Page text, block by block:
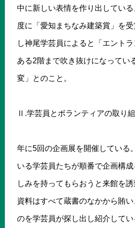
中に新しい表情を作り出してい
度に「愛知まちなみ建築賞」を
し神尾学芸員によると「エント
ある2階まで吹き抜けになってい
変」とのこと。
Ⅱ.学芸員とボランティアの取り
年に5回の企画展を開催している
いる学芸員たちが順番で企画構
しみを持ってもらおうと来館を
資料はすべて蔵書のなかから賄
のを学芸員が探し出し紹介して